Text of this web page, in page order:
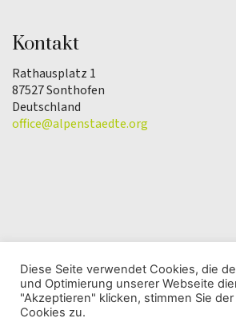
Kontakt
Rathausplatz 1
87527 Sonthofen
Deutschland
office@alpenstaedte.org
© Copyright 2025 | Verein Alpenstadt des
Datenschutzerklärung
Diese Seite verwendet Cookies, die
und Optimierung unserer Webseite
"Akzeptieren" klicken, stimmen Sie
Cookies zu.